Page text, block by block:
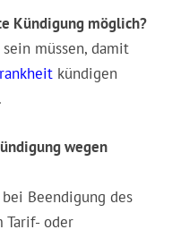
Kündigung möglich?
müssen, damit
kündigen
.
wegen
bei Beendigung des
Tarif- oder